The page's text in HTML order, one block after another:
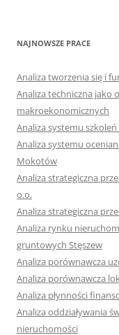
NAJNOWSZE PRACE
Analiza tworzenia się i
Analiza techniczna jako
makroekonomicznych
Analiza systemu
Analiza systemu
Mokotów
Analiza strategiczna
o.o.
Analiza strategiczna
Analiza rynku
gruntowych Stęszew
Analiza porównawcza
Analiza porównawcza
Analiza płynności
Analiza oddziaływania
nieruchomości